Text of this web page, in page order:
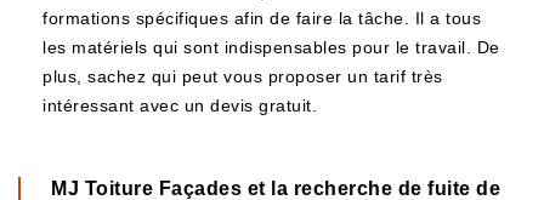
formations spécifiques afin de faire la tâche. Il a tous
les matériels qui sont indispensables pour le travail. De
plus, sachez qui peut vous proposer un tarif très
intéressant avec un devis gratuit.
MJ Toiture Façades et la recherche de fuite de